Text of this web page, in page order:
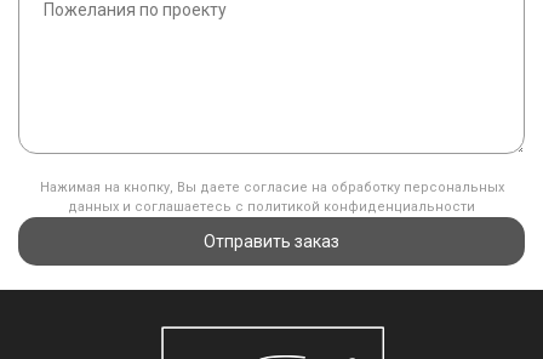
Нажимая на кнопку, Вы даете согласие на обработку персональных
данных и соглашаетесь с политикой конфиденциальности
Отправить заказ